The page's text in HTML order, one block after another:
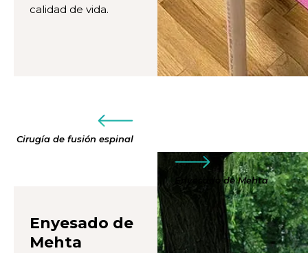
calidad de vida.
Cirugía de fusión espinal
Enyesado de Mehta
Enyesado de
Mehta